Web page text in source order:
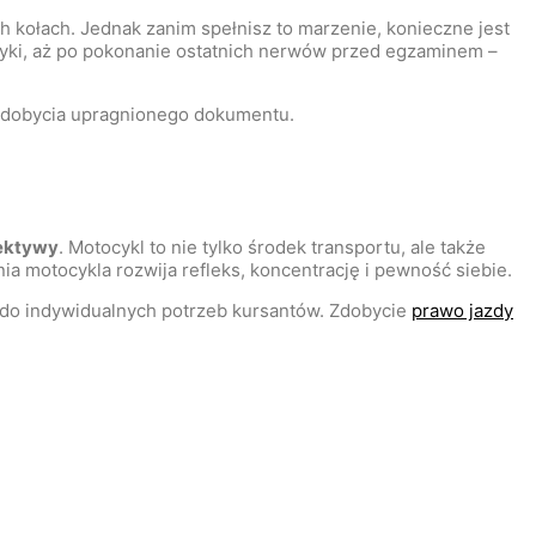
Jednak zanim spełnisz to marzenie, konieczne jest
aż po pokonanie ostatnich nerwów przed egzaminem –
upragnionego dokumentu.
. Motocykl to nie tylko środek transportu, ale także
motocykla rozwija refleks, koncentrację i pewność siebie.
indywidualnych potrzeb kursantów. Zdobycie prawo jazdy